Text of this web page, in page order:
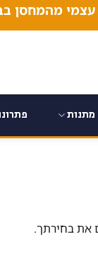
עצמי מהמחסן
מתנות
את בחירתך.